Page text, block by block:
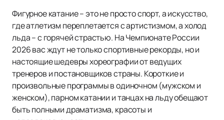
Фигурное катание – это не просто спорт, а искусство,
где атлетизм переплетается с артистизмом, а холод
льда – с горячей страстью. На Чемпионате России
2026 вас ждут не только спортивные рекорды, но и
настоящие шедевры хореографии от ведущих
тренеров и постановщиков страны. Короткие и
произвольные программы в одиночном (мужском и
женском), парном катании и танцах на льду обещают
быть полными драматизма, красоты и